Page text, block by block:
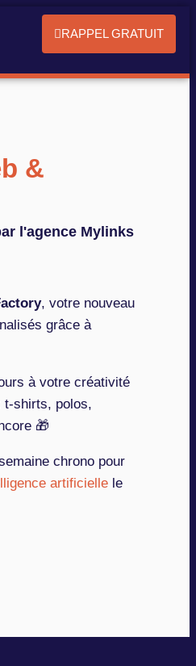
RAPPEL GRATUIT
&
l'agence Mylinks
, votre nouveau
grâce à
à votre créativité
t-shirts, polos,
🎁
chrono pour
artificielle le